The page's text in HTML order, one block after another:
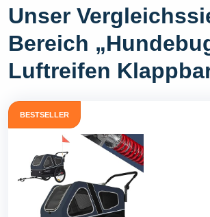
Unser
Bereich
Luftreifen
BESTSELLER